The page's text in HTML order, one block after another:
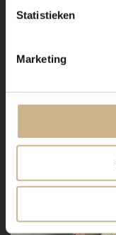
Statistieken
Marketing